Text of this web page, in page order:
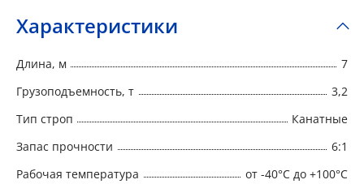
Характеристики
Длина, м
7
Грузоподъемность, т
3,2
Тип строп
Канатные
Запас прочности
6:1
Рабочая температура
от -40°C до +100°C